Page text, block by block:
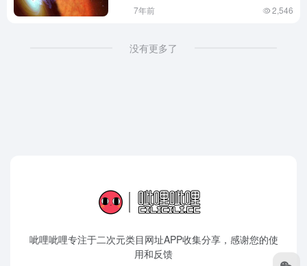
7年前 2,546
没有更多了
呲哩呲哩专注于二次元类目网址APP收集分享，感谢您的使
用和反馈